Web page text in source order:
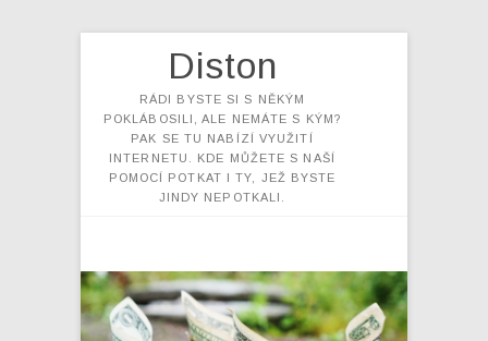
Diston
RÁDI BYSTE SI S NĚKÝM
POKLÁBOSILI, ALE NEMÁTE S KÝM?
PAK SE TU NABÍZÍ VYUŽITÍ
INTERNETU. KDE MŮŽETE S NAŠÍ
POMOCÍ POTKAT I TY, JEŽ BYSTE
JINDY NEPOTKALI.